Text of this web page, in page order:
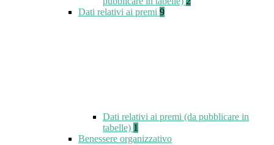
Dati relativi ai premi 9
Dati relativi ai premi (da pubblicare in
tabelle) 1
Benessere organizzativo